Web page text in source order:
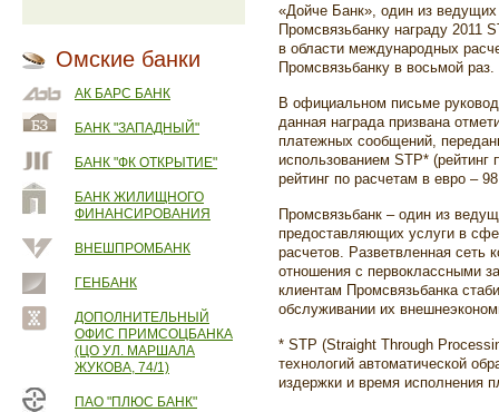
Омские банки
АК БАРС БАНК
БАНК "ЗАПАДНЫЙ"
БАНК "ФК ОТКРЫТИЕ"
БАНК ЖИЛИЩНОГО
ФИНАНСИРОВАНИЯ
ВНЕШПРОМБАНК
ГЕНБАНК
ДОПОЛНИТЕЛЬНЫЙ
ОФИС ПРИМСОЦБАНКА
(ЦО УЛ. МАРШАЛА
ЖУКОВА, 74/1)
ПАО "ПЛЮС БАНК"
«Дойче Банк», один из
Промсвязьбанку награду 2011
в области международных
Промсвязьбанку в восьмой раз.
В официальном письме
данная награда призвана
платежных сообщений,
использованием STP*
рейтинг по расчетам в евро –
Промсвязьбанк – один из
предоставляющих услуги в
расчетов. Разветвленная сеть
отношения с первоклассными
клиентам Промсвязьбанка
обслуживании их
* STP (Straight Through
технологий автоматической
издержки и время исполнения